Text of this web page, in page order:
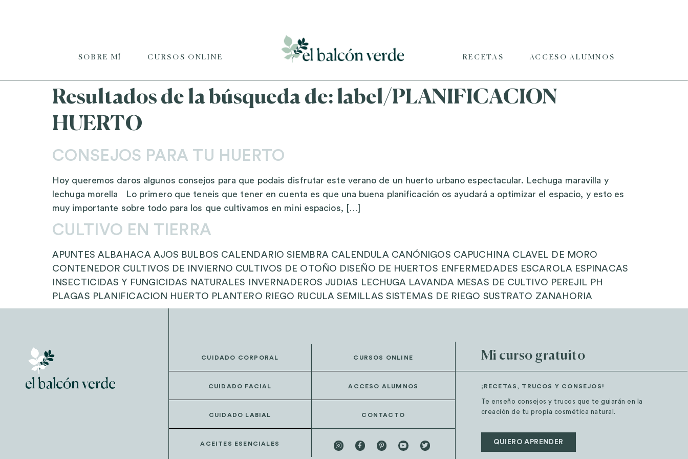
SOBRE MÍ CURSOS ONLINE RECETAS ACCESO ALUMNOS
Resultados de la búsqueda de: label/PLANIFICACION
HUERTO
CONSEJOS PARA TU HUERTO
Hoy queremos daros algunos consejos para que podais disfrutar este verano de un huerto urbano espectacular. Lechuga maravilla y
lechuga morella Lo primero que teneis que tener en cuenta es que una buena planificación os ayudará a optimizar el espacio, y esto es
muy importante sobre todo para los que cultivamos en mini espacios, […]
CULTIVO EN TIERRA
APUNTES ALBAHACA AJOS BULBOS CALENDARIO SIEMBRA CALENDULA CANÓNIGOS CAPUCHINA CLAVEL DE MORO
CONTENEDOR CULTIVOS DE INVIERNO CULTIVOS DE OTOÑO DISEÑO DE HUERTOS ENFERMEDADES ESCAROLA ESPINACAS
INSECTICIDAS Y FUNGICIDAS NATURALES INVERNADEROS JUDIAS LECHUGA LAVANDA MESAS DE CULTIVO PEREJIL PH
PLAGAS PLANIFICACION HUERTO PLANTERO RIEGO RUCULA SEMILLAS SISTEMAS DE RIEGO SUSTRATO ZANAHORIA
CUIDADO CORPORAL
CUIDADO FACIAL
CUIDADO LABIAL
ACEITES ESENCIALES
CURSOS ONLINE
ACCESO ALUMNOS
CONTACTO
Mi curso gratuito
¡RECETAS, TRUCOS Y CONSEJOS!
Te enseño consejos y trucos que te guiarán en la
creación de tu propia cosmética natural.
QUIERO APRENDER